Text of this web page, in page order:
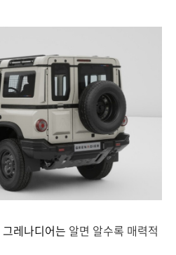
그레나디어는 알면 알수록 매력적